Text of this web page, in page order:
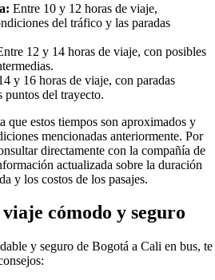
Entre 10 y 12 horas de viaje,
del tráfico y las paradas
12 y 14 horas de viaje, con posibles
y 16 horas de viaje, con paradas
puntos del trayecto.
que estos tiempos son aproximados y
mencionadas anteriormente. Por
directamente con la compañía de
actualizada sobre la duración
y los costos de los pasajes.
cómodo y seguro
y seguro de Bogotá a Cali en bus, te